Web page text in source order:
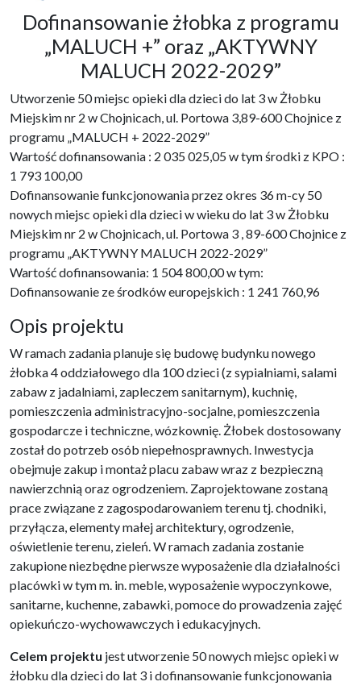
Dofinansowanie żłobka z programu
„MALUCH +” oraz „AKTYWNY
MALUCH 2022-2029”
Utworzenie 50 miejsc opieki dla dzieci do lat 3 w Żłobku
Miejskim nr 2 w Chojnicach, ul. Portowa 3,89-600 Chojnice z
programu „MALUCH + 2022-2029”
Wartość dofinansowania : 2 035 025,05 w tym środki z KPO :
1 793 100,00
Dofinansowanie funkcjonowania przez okres 36 m-cy 50
nowych miejsc opieki dla dzieci w wieku do lat 3 w Żłobku
Miejskim nr 2 w Chojnicach, ul. Portowa 3 , 89-600 Chojnice z
programu „AKTYWNY MALUCH 2022-2029”
Wartość dofinansowania: 1 504 800,00 w tym:
Dofinansowanie ze środków europejskich : 1 241 760,96
Opis projektu
W ramach zadania planuje się budowę budynku nowego
żłobka 4 oddziałowego dla 100 dzieci (z sypialniami, salami
zabaw z jadalniami, zapleczem sanitarnym), kuchnię,
pomieszczenia administracyjno-socjalne, pomieszczenia
gospodarcze i techniczne, wózkownię. Żłobek dostosowany
został do potrzeb osób niepełnosprawnych. Inwestycja
obejmuje zakup i montaż placu zabaw wraz z bezpieczną
nawierzchnią oraz ogrodzeniem. Zaprojektowane zostaną
prace związane z zagospodarowaniem terenu tj. chodniki,
przyłącza, elementy małej architektury, ogrodzenie,
oświetlenie terenu, zieleń. W ramach zadania zostanie
zakupione niezbędne pierwsze wyposażenie dla działalności
placówki w tym m. in. meble, wyposażenie wypoczynkowe,
sanitarne, kuchenne, zabawki, pomoce do prowadzenia zajęć
opiekuńczo-wychowawczych i edukacyjnych.
Celem projektu jest utworzenie 50 nowych miejsc opieki w
żłobku dla dzieci do lat 3 i dofinansowanie funkcjonowania